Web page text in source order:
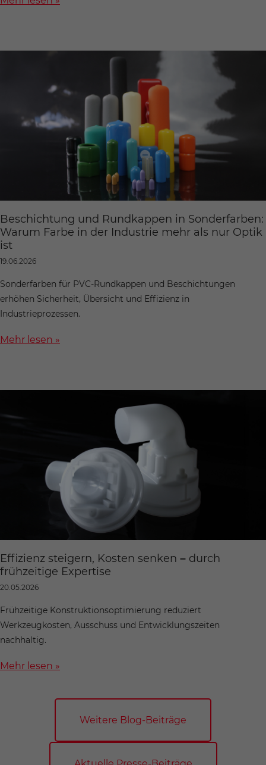
Beschichtung und Rundkappen in Sonderfarben:
Warum Farbe in der Industrie mehr als nur Optik
ist
19.06.2026
Sonderfarben für PVC-Rundkappen und Beschichtungen
erhöhen Sicherheit, Übersicht und Effizienz in
Industrieprozessen.
Mehr lesen »
Effizienz steigern, Kosten senken – durch
frühzeitige Expertise
20.05.2026
Frühzeitige Konstruktionsoptimierung reduziert
Werkzeugkosten, Ausschuss und Entwicklungszeiten
nachhaltig.
Mehr lesen »
Weitere Blog-Beiträge